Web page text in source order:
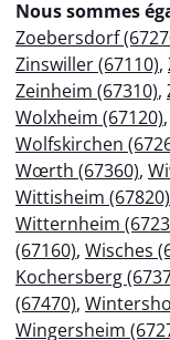
Nous sommes
Zoebersdorf
Zinswiller (67110),
Zeinheim (67310),
Wolxheim (67120),
Wolfskirchen
Wœrth (67360),
Wittisheim (67820)
Witternheim
(67160), Wisches
Kochersberg
(67470),
Wingersheim